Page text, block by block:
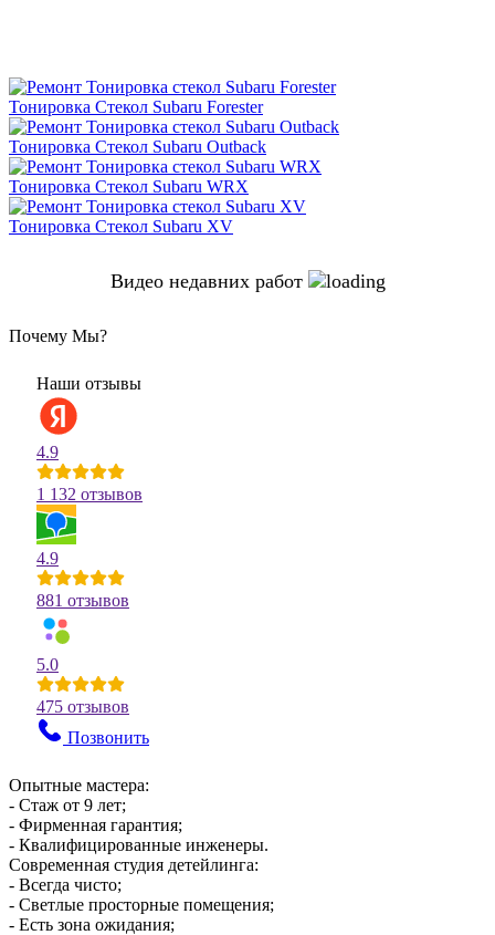
Тонировка Стекол Subaru Forester
Тонировка Стекол Subaru Outback
Тонировка Стекол Subaru WRX
Тонировка Стекол Subaru XV
Видео недавних работ
Почему Мы?
Наши отзывы
4.9
1 132 отзывов
4.9
881 отзывов
5.0
475 отзывов
Позвонить
Опытные мастера:
- Стаж от 9 лет;
- Фирменная гарантия;
- Квалифицированные инженеры.
Современная студия детейлинга:
- Всегда чисто;
- Светлые просторные помещения;
- Есть зона ожидания;